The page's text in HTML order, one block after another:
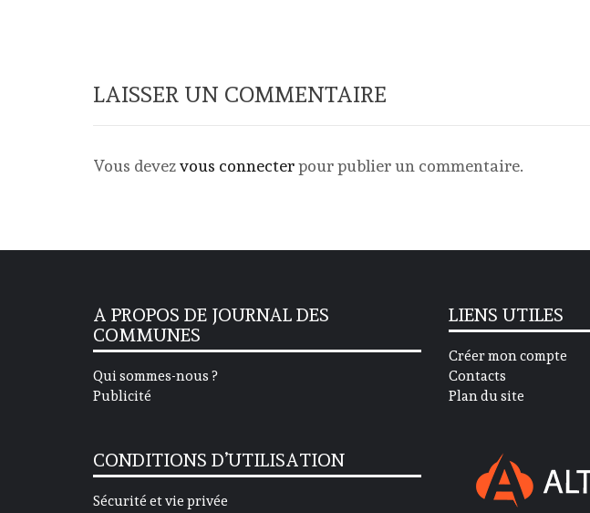
LAISSER UN COMMENTAIRE
Vous devezvous connecterpour publier un commentaire.
A PROPOS DE JOURNAL DES
COMMUNES
Qui sommes-nous ?
Publicité
CONDITIONS D’UTILISATION
Sécurité et vie privée
LIENS UTILES
Créer mon compte
Contacts
Plan du site